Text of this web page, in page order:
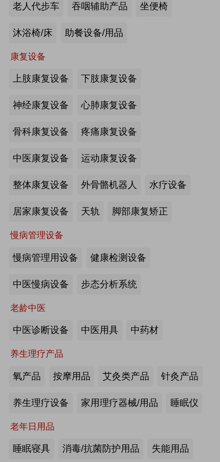
老人代步车 吞咽辅助产品 坐便椅
沐浴椅/床 助餐设备/用品
康复设备
上肢康复设备 下肢康复设备
神经康复设备 心肺康复设备
骨科康复设备 疼痛康复设备
中医康复设备 运动康复设备
整体康复设备 外骨骼机器人 水疗设备
居家康复设备 天轨 脚部康复矫正
慢病管理设备
慢病管理用设备 健康检测设备
中医慢病设备 步态分析系统
老龄中医
中医诊断设备 中医用具 中药材
养生理疗产品
氧产品 按摩用品 艾灸类产品 针灸产品
养生理疗设备 家用理疗器械/用品 睡眠仪
老年日用品
睡眠寝具 消毒/抗菌防护用品 失能用品
未来医养 · 智建绿康——中国医养融
来源:注册会员
海量养老行业资源
【如愿】升降浴室柜-海尔智慧康养
来源:注册会员
海尔电动轮椅-海尔智慧康养
来源:注册会员
懒人血压计M8-海尔智慧康养
来源:注册会员